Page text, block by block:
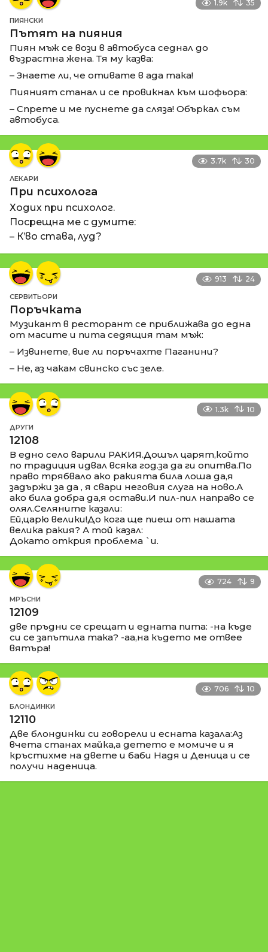
1.9k 35
ПИЯНСКИ
Пътят на пияния
Пиян мъж се вози в автобуса седнал до
възрастна жена. Тя му казва:
– Знаете ли, че отивате в ада така!
Пияният станал и се провикнал към шофьора:
– Спрете и ме пуснете да сляза! Объркал съм
автобуса.
3.7k 30
ЛЕКАРИ
При психолога
Ходих при психолог.
Посрещна ме с думите:
– К’во става, луд?
913 24
СЕРВИТЬОРИ
Поръчката
Музикант в ресторант се приближава до една
от масите и пита седящия там мъж:
– Извинете, вие ли поръчахте Паганини?
– Не, аз чакам свинско със зеле.
1.3k 10
ДРУГИ
12108
В едно село варили РАКИЯ.Дошъл царят,който
по традиция идвал всяка год.за да ги опитва.По
право трябвало ако ракията била лоша да,я
задържи за да , я свари неговия слуга на ново.А
ако била добра да,я остави.И пил-пил направо се
олял.Селяните казали:
Ей,царю велики!До кога ще пиеш от нашата
велика ракия? А той казал:
Докато открия проблема `и.
724 9
МРЪСНИ
12109
две пръдни се срещат и едната пита: -на къде
си се запътила така? -аа,на където ме отвее
вятъра!
706 10
БЛОНДИНКИ
12110
Две блондинки си говорели и есната казала:Аз
вчета станах майка,а детето е момиче и я
кръстихме на двете и баби Надя и Деница и се
получи наденица.